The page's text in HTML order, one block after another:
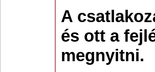
A
és ott a
megnyitni.